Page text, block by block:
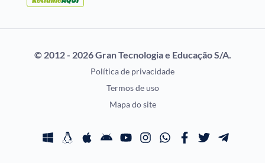
CONCURSOS POR
Concursos Militares
EXAME DE ORDEM
OAB
Prova OAB
Calendário OAB
Questões OAB
Exame de Ordem
© 2012 - 2026 Gran Tecnologia e Educação S/A.
Política de privacidade
Termos de uso
Mapa do site